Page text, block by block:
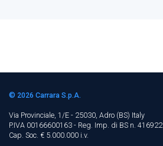
© 2026 Carrara S.p.A.
Via Provinciale, 1/E - 25030, Adro (BS) Italy
P.IVA 00166600163 - Reg. Imp. di BS n. 416922
Cap. Soc. € 5.000.000 i.v.